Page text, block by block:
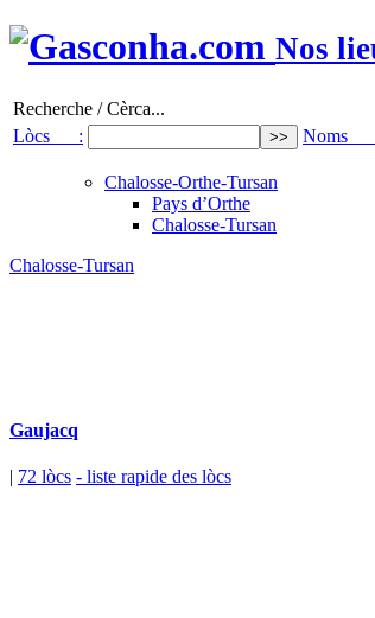
Nos
Recherche / Cèrca...
Lòcs :
Noms
Chalosse-Orthe-Tursan
Pays d’Orthe
Chalosse-Tursan
Chalosse-Tursan
Gaujacq
| 72 lòcs - liste rapide des lòcs